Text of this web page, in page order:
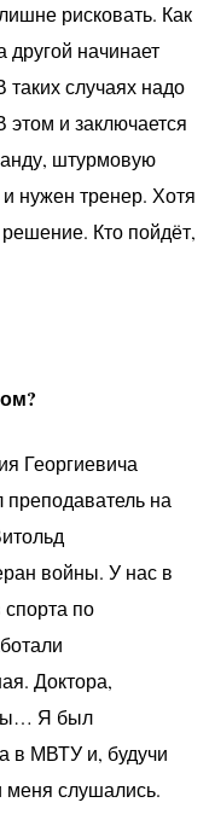
рисковать. Как
другой начинает
таких случаях надо
и заключается
штурмовую
нужен тренер. Хотя
Кто пойдёт,
Георгиевича
преподаватель на
войны. У нас в
по
Доктора,
Я был
в МВТУ и, будучи
меня слушались.